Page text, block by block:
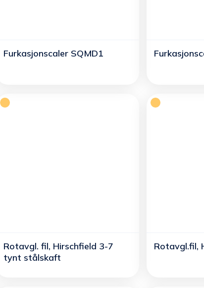
Furkasjonscaler SQMD1
Rotavgl. fil, Hirschfield 3-7
tynt stålskaft
Rotavgl.fil,